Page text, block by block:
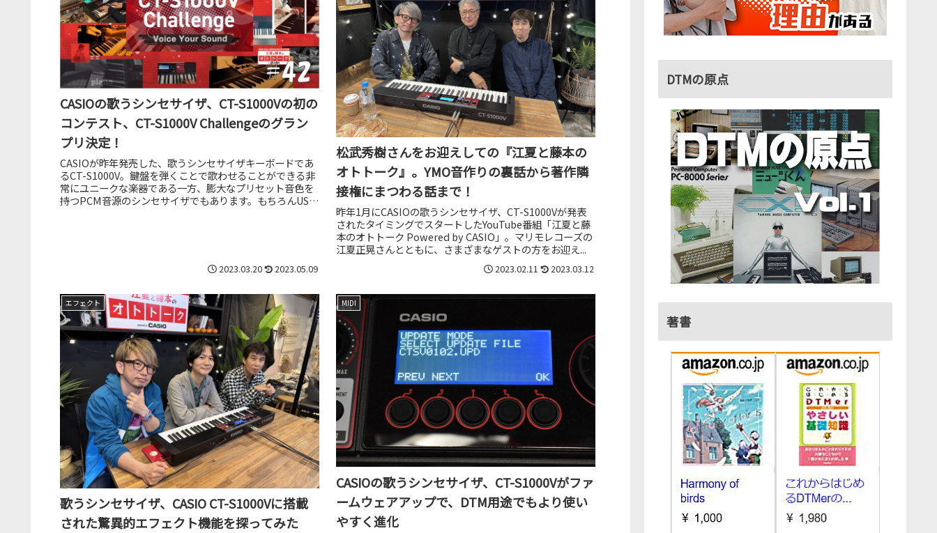
CASIOの歌うシンセサイザ、CT-S1000Vの初の
コンテスト、CT-S1000V Challengeのグラン
プリ決定！
CASIOが昨年発売した、歌うシンセサイザキーボードであ
るCT-S1000V。鍵盤を弾くことで歌わせることができる非
常にユニークな楽器である一方、膨大なプリセット音色を
持つPCM音源のシンセサイザでもあります。もちろんUSB
2023.03.20 2023.05.09
松武秀樹さんをお迎えしての『江夏と藤本の
オトトーク』。YMO音作りの裏話から著作隣
接権にまつわる話まで！
昨年1月にCASIOの歌うシンセサイザ、CT-S1000Vが発表
されたタイミングでスタートしたYouTube番組「江夏と藤
本のオトトーク Powered by CASIO」。マリモレコーズの
江夏正晃さんとともに、さまざまなゲストの方をお迎え...
2023.02.11 2023.03.12
エフェクト
歌うシンセサイザ、CASIO CT-S1000Vに搭載
された驚異的エフェクト機能を探ってみた
MIDI
CASIOの歌うシンセサイザ、CT-S1000Vがファ
ームウェアアップで、DTM用途でもより使い
やすく進化
DTMの原点
著書